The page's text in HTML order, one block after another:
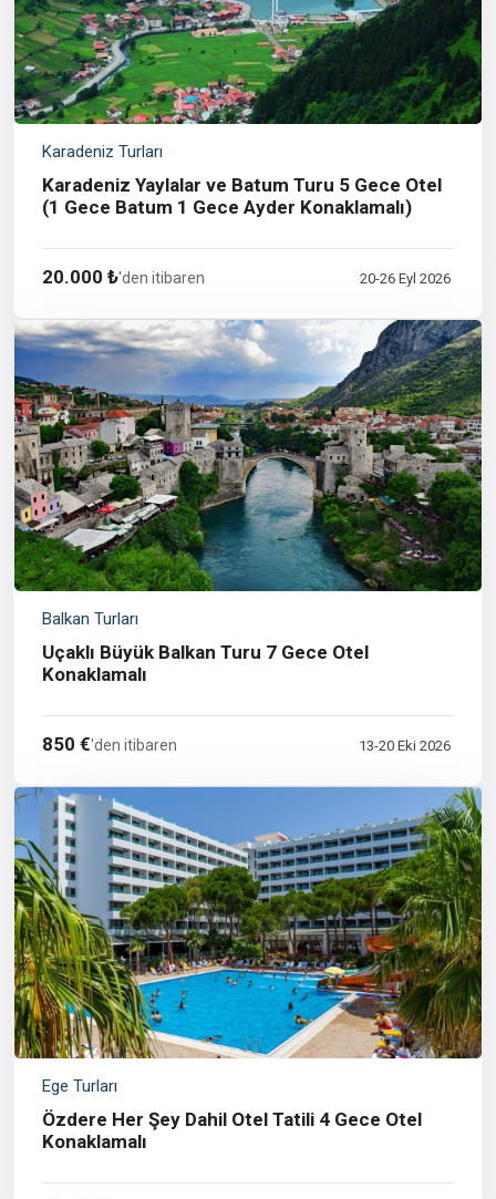
Karadeniz Turları
Karadeniz Yaylalar ve Batum Turu 5 Gece Otel
(1 Gece Batum 1 Gece Ayder Konaklamalı)
20.000 ₺'den itibaren 20-26 Eyl 2026
Balkan Turları
Uçaklı Büyük Balkan Turu 7 Gece Otel
Konaklamalı
850 €'den itibaren 13-20 Eki 2026
Ege Turları
Özdere Her Şey Dahil Otel Tatili 4 Gece Otel
Konaklamalı